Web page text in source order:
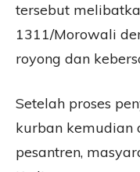
tersebut
1311/Morowali
royong dan
Setelah proses
kurban kemudian
pesantren,